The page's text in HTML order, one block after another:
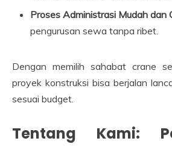
Proses Administrasi Mudah dan
pengurusan sewa tanpa ribet.
Dengan memilih sahabat crane
proyek konstruksi bisa berjalan
sesuai budget.
Tentang Kami: